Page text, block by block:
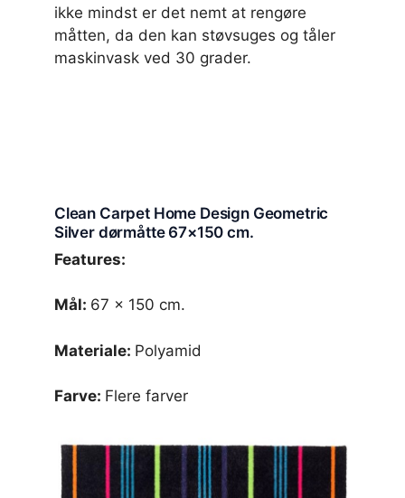
ikke mindst er det nemt at rengøre
måtten, da den kan støvsuges og tåler
maskinvask ved 30 grader.
Clean Carpet Home Design Geometric
Silver dørmåtte 67×150 cm.
Features:
Mål: 67 x 150 cm.
Materiale: Polyamid
Farve: Flere farver